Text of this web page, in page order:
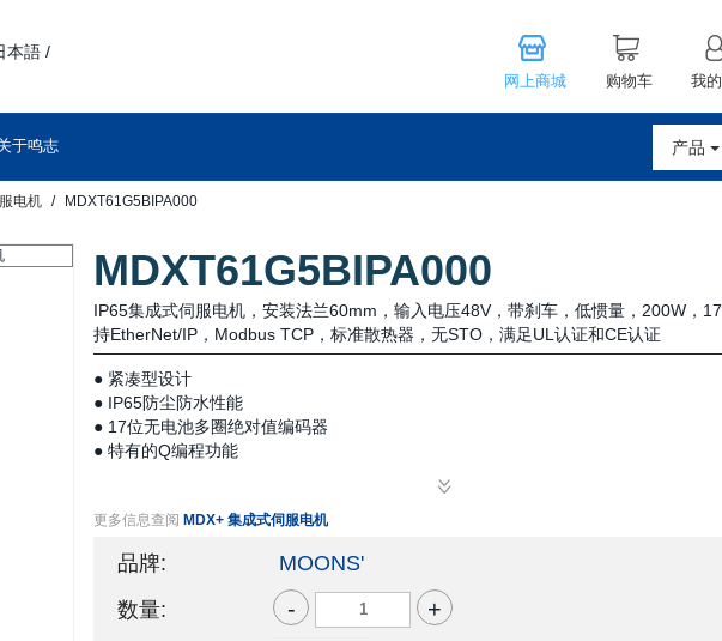
本語 /
网上商城 购物车 我
于鸣志 产品
电机 MDXT61G5BIPA000
MDXT61G5BIPA000
IP65集成式伺服电机，安装法兰60mm，输入电压48V，带刹车，低惯量，200W，
持EtherNet/IP，Modbus TCP，标准散热器，无STO，满足UL认证和CE认证
● 紧凑型设计
● IP65防尘防水性能
● 17位无电池多圈绝对值编码器
● 特有的Q编程功能
更多信息查阅 MDX+ 集成式伺服电机
品牌:
MOONS'
数量:
- +